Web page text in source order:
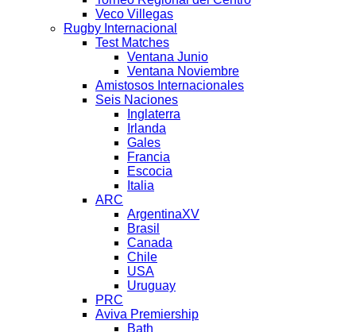
Veco Villegas
Rugby Internacional
Test Matches
Ventana Junio
Ventana Noviembre
Amistosos Internacionales
Seis Naciones
Inglaterra
Irlanda
Gales
Francia
Escocia
Italia
ARC
ArgentinaXV
Brasil
Canada
Chile
USA
Uruguay
PRC
Aviva Premiership
Bath